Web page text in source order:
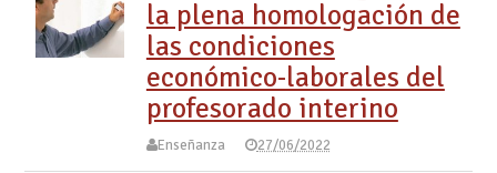
la plena homologación de
las condiciones
económico-laborales del
profesorado interino
Enseñanza 27/06/2022